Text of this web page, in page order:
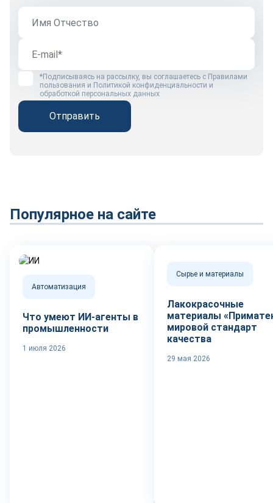
*Подписываясь на рассылку, вы соглашаетесь с Правилами
пользования и Политикой конфиденциальности и
обработкой персональных данных
Отправить
Популярное на сайте
Автоматизация
Что умеют ИИ-агенты в
промышленности
1 июля 2026
Сырье и материалы
Лакокрасочные
материалы
мировой стандарт
качества
29 мая 2026